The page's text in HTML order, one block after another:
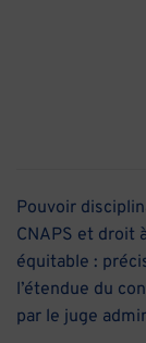
Pouvoir
CNAPS et droit
équitable :
l’étendue du
par le juge